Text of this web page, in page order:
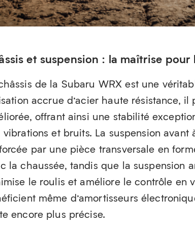
et suspension : la maîtrise
de la Subaru WRX est une
accrue d’acier haute résistance,
offrant ainsi une stabilité
vibrations et bruits. La suspension avant
par une pièce transversale en
la chaussée, tandis que la suspension
le roulis et améliore le contrôle en
même d’amortisseurs
encore plus précise.